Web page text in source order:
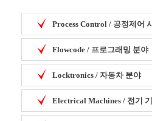
Process Control / 공정제어
Flowcode / 프로그래밍 분야
Locktronics / 자동차 분야
Electrical Machines / 전기